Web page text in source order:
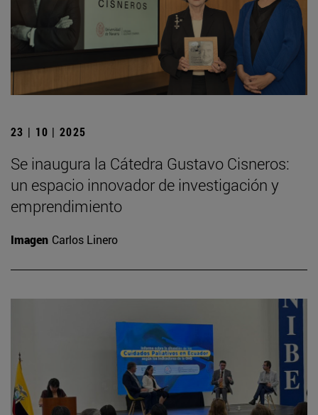
23 | 10 | 2025
Se inaugura la Cátedra Gustavo Cisneros:
un espacio innovador de investigación y
emprendimiento
Imagen Carlos Linero